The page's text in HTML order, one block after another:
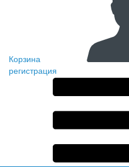
Корзина
регистрация